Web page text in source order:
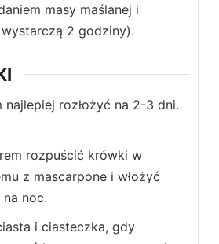
masy maślanej i
2 godziny).
najlepiej rozłożyć na 2-3 dni.
rozpuścić krówki w
z mascarpone i włożyć
noc.
i ciasteczka, gdy